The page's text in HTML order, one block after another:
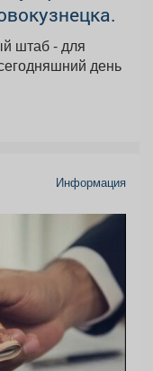
штаб - для
Информация